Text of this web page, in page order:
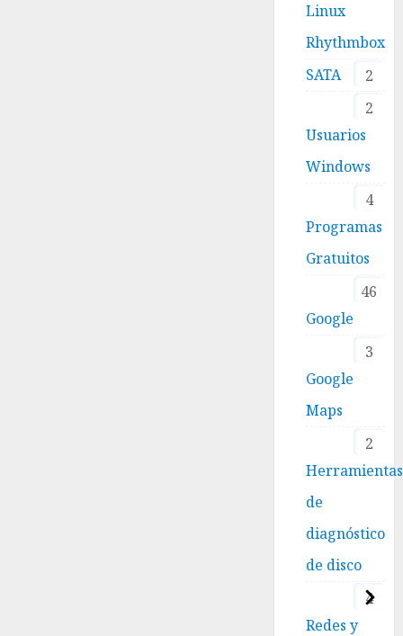
Linux
Rhythmbox
2
SATA
2
Usuarios
Windows
4
Programas
Gratuitos
46
Google
3
Google
Maps
2
Herramientas
de
diagnóstico
de disco
4
Redes y